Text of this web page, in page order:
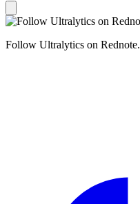
Follow Ultralytics on Rednote.